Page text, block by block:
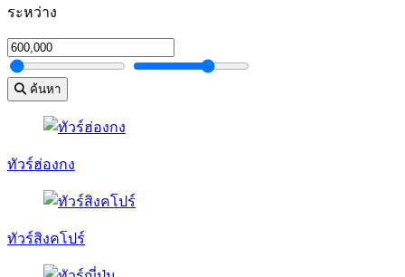
ระหว่าง
ค้นหา
ทัวร์ฮ่องกง
ทัวร์สิงคโปร์